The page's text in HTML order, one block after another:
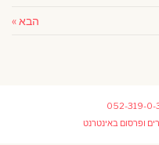
הבא »
052-319-0-
ופרסום באינטרנט